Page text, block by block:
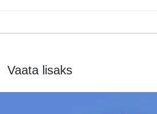
Vaata lisaks